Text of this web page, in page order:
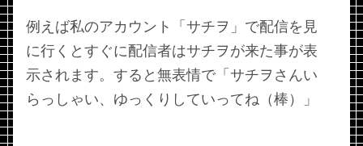
例えば私のアカウント「サチヲ」で配信を見
に行くとすぐに配信者はサチヲが来た事が表
示されます。すると無表情で「サチヲさんい
らっしゃい、ゆっくりしていってね（棒）」